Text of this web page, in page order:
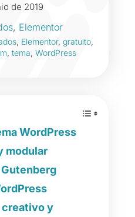
de 2019
, Elementor
, Elementor, gratuito,
,tema,WordPress
WordPress
modular
y